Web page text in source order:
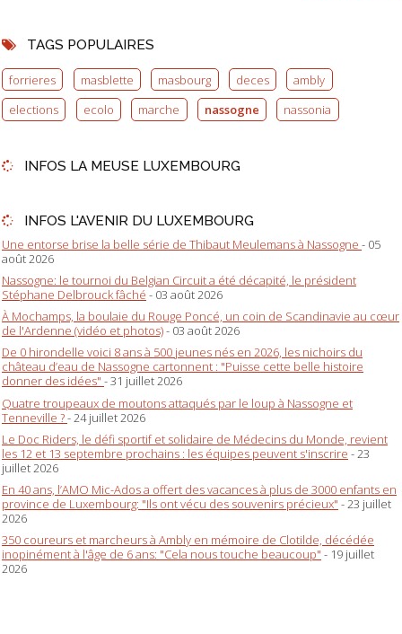
TAGS POPULAIRES
forrieres masblette masbourg deces
ambly
elections
ecolo marche nassogne nassonia
INFOS LA MEUSE LUXEMBOURG
INFOS L'AVENIR DU LUXEMBOURG
Une entorse brise la belle série de Thibaut Meulemans à Nassogne - 05
août 2026
Nassogne: le tournoi du Belgian Circuit a été décapité, le président
Stéphane Delbrouck fâché - 03 août 2026
À Mochamps, la boulaie du Rouge Poncé, un coin de Scandinavie au cœur
de l'Ardenne (vidéo et photos)- 03 août 2026
De 0 hirondelle voici 8 ans à 500 jeunes nés en 2026, les nichoirs du
château d’eau de Nassogne cartonnent : "Puisse cette belle histoire
donner des idées" - 31 juillet 2026
Quatre troupeaux de moutons attaqués par le loup à Nassogne et
Tenneville ?- 24 juillet 2026
Le Doc Riders, le défi sportif et solidaire de Médecins du Monde, revient
les 12 et 13 septembre prochains : les équipes peuvent s'inscrire - 23
juillet 2026
En 40 ans, l’AMO Mic-Ados a offert des vacances à plus de 3000 enfants en
province de Luxembourg: "Ils ont vécu des souvenirs précieux" - 23 juillet
2026
350 coureurs et marcheurs à Ambly en mémoire de Clotilde, décédée
inopinément à l'âge de 6 ans: "Cela nous touche beaucoup" - 19 juillet
2026